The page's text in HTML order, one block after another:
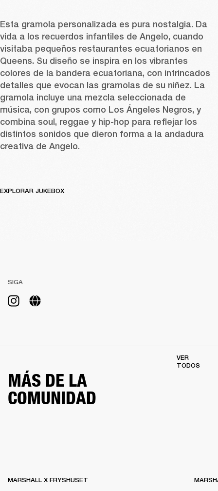
Esta gramola personalizada es pura nostalgia. Da
vida a los recuerdos infantiles de Angelo, cuando
visitaba pequeños restaurantes ecuatorianos en
Queens. Su diseño se inspira en los vibrantes
colores de la bandera ecuatoriana, con intrincados
detalles que evocan las gramolas de su niñez. La
gramola incluye una mezcla seleccionada de
música, con grupos como Los Ángeles Negros, y
combina soul, reggae y hip-hop para reflejar los
distintos sonidos que dieron forma a la andadura
creativa de Angelo.
EXPLORAR JUKEBOX
SIGA
MÁS DE LA
COMUNIDAD
VER
TODOS
MARSHALL X FRYSHUSET